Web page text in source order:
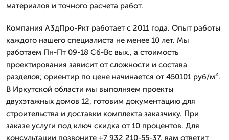
материалов и точного расчета работ.
Компания А3дПро-Ркт работает с 2011 года. Опыт работы
каждого нашего специалиста не менее 10 лет. Мы
работаем Пн-Пт 09-18 Сб-Вс вых., а стоимость
проектирования зависит от сложности и состава
разделов; ориентир по цене начинается от 450101 руб/м².
В Иркутской области мы выполняем проекты
двухэтажных домов 12, готовим документацию для
строительства и доставки комплекта заказчику. При
заказе услуги под ключ скидка от 10 процентов. Для
консультации позвоните +7 932 210-55-37, вам ответит